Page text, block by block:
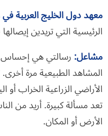
معهد دول الخليج العربية
الرئيسية التي تريدين
مشاعل:رسالتي هي إحساس
المشاهد الطبيعية مرة
الأراضي الزراعية الخراب أو
تعد مسألة كبيرة. أريد من
الأرض أو المكان.